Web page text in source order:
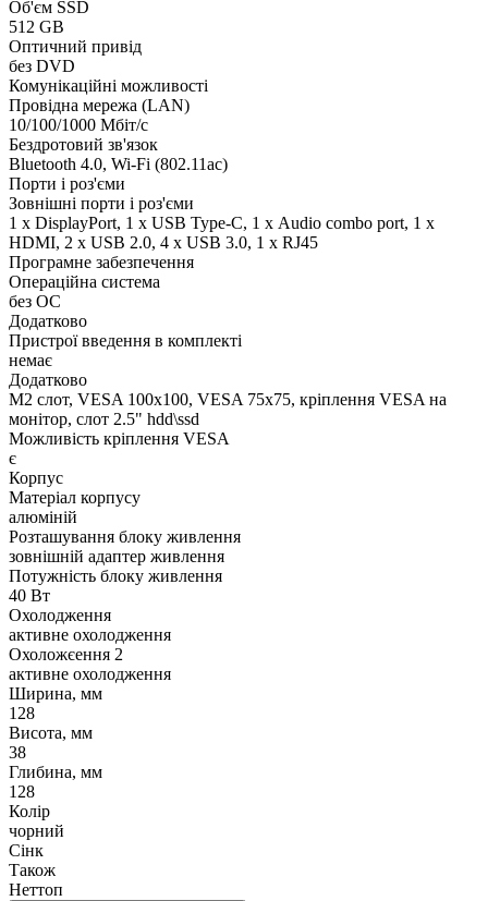
Об'єм SSD
512 GB
Оптичний привід
без DVD
Комунікаційні можливості
Провідна мережа (LAN)
10/100/1000 Мбіт/с
Бездротовий зв'язок
Bluetooth 4.0, Wi-Fi (802.11ac)
Порти і роз'єми
Зовнішні порти і роз'єми
1 x DisplayPort, 1 x USB Type-C, 1 х Audio combo port, 1 х
HDMI, 2 x USB 2.0, 4 x USB 3.0, 1 x RJ45
Програмне забезпечення
Операційна система
без ОС
Додатково
Пристрої введення в комплекті
немає
Додатково
M2 слот, VESA 100x100, VESA 75x75, кріплення VESA на
монітор, слот 2.5" hdd\ssd
Можливість кріплення VESA
є
Корпус
Матеріал корпусу
алюміній
Розташування блоку живлення
зовнішній адаптер живлення
Потужність блоку живлення
40 Вт
Охолодження
активне охолодження
Охоложєення 2
активне охолодження
Ширина, мм
128
Висота, мм
38
Глибина, мм
128
Колір
чорний
Сінк
Також
Неттоп